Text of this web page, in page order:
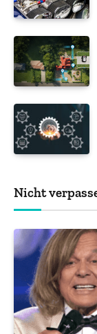
Nicht